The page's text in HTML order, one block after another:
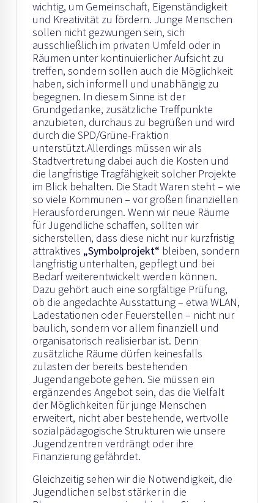
wichtig, um Gemeinschaft, Eigenständigkeit
und Kreativität zu fördern. Junge Menschen
sollen nicht gezwungen sein, sich
ausschließlich im privaten Umfeld oder in
Räumen unter kontinuierlicher Aufsicht zu
treffen, sondern sollen auch die Möglichkeit
haben, sich informell und unabhängig zu
begegnen. In diesem Sinne ist der
Grundgedanke, zusätzliche Treffpunkte
anzubieten, durchaus zu begrüßen und wird
durch die SPD/Grüne-Fraktion
unterstützt.Allerdings müssen wir als
Stadtvertretung dabei auch die Kosten und
die langfristige Tragfähigkeit solcher Projekte
im Blick behalten. Die Stadt Waren steht – wie
so viele Kommunen – vor großen finanziellen
Herausforderungen. Wenn wir neue Räume
für Jugendliche schaffen, sollten wir
sicherstellen, dass diese nicht nur kurzfristig
attraktives „Symbolprojekt“ bleiben, sondern
langfristig unterhalten, gepflegt und bei
Bedarf weiterentwickelt werden können.
Dazu gehört auch eine sorgfältige Prüfung,
ob die angedachte Ausstattung – etwa WLAN,
Ladestationen oder Feuerstellen – nicht nur
baulich, sondern vor allem finanziell und
organisatorisch realisierbar ist. Denn
zusätzliche Räume dürfen keinesfalls
zulasten der bereits bestehenden
Jugendangebote gehen. Sie müssen ein
ergänzendes Angebot sein, das die Vielfalt
der Möglichkeiten für junge Menschen
erweitert, nicht aber bestehende, wertvolle
sozialpädagogische Strukturen wie unsere
Jugendzentren verdrängt oder ihre
Finanzierung gefährdet.
Gleichzeitig sehen wir die Notwendigkeit, die
Jugendlichen selbst stärker in die